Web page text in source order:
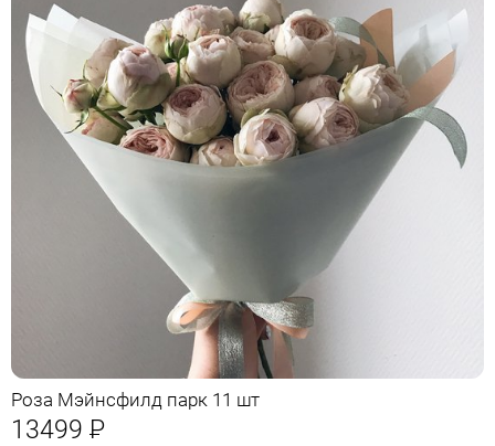
Роза Мэйнсфилд парк 11 шт
13499 Р